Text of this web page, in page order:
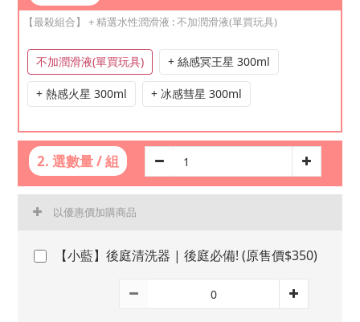
【最殺組合】 + 精選水性潤滑液 : 不加潤滑液(單買玩具)
不加潤滑液(單買玩具) + 絲感冥王星 300ml
+ 熱感火星 300ml + 冰感彗星 300ml
2. 選數量 / 組
以優惠價加購商品
【小藍】後庭清洗器 | 後庭必備! (原售價$350)